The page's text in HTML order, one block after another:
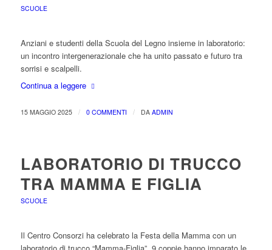
SCUOLE
Anziani e studenti della Scuola del Legno insieme in laboratorio:
un incontro intergenerazionale che ha unito passato e futuro tra
sorrisi e scalpelli.
Continua a leggere
15 MAGGIO 2025 / 0 COMMENTI / DA ADMIN
LABORATORIO DI TRUCCO
TRA MAMMA E FIGLIA
SCUOLE
Il Centro Consorzi ha celebrato la Festa della Mamma con un